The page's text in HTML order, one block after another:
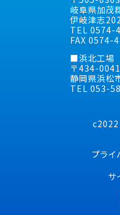
岐阜県加茂
伊岐津志
TEL 0574-
FAX 0574-
■浜北工場
〒434-0041
静岡県浜松
TEL 053-
プライ
サ